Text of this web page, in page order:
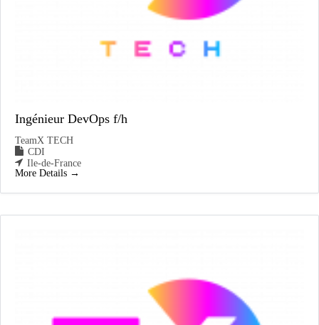
Ingénieur DevOps f/h
TeamX TECH
CDI
Ile-de-France
More Details